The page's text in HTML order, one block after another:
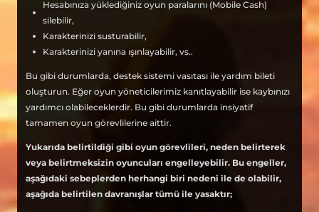
Hesabınıza yüklediğiniz oyun paralarını (Mobile Cash)
silebilir,
Karakterinizi susturabilir,
Karakterinizi yanına ışınlayabilir, vs..
Bu gibi durumlarda, destek sistemi vasıtası ile yardım bileti
oluşturun. Eğer oyun yöneticilerimiz kanıtlayabilir ise kaybınızı
yardımcı olabileceklerdir. Bu gibi durumlarda insiyatif
tamamen oyun görevlilerine aittir.
Yukarıda belirtildiği gibi oyun görevlileri, neden belirterek
veya belirtmeksizin oyuncuları engelleyebilir. Bu engeller,
aşağıdaki sebeplerden herhangi biri nedeni ile de olabilir,
aşağıda belirtilen davranışlar tümü ile yasaktır;